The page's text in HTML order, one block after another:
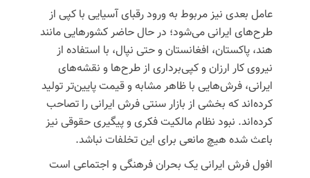
عامل بعدی نیز مربوط به ورود رقبای آسیایی با کپی از
طرح‌های ایرانی می‌شود؛ در حال حاضر کشورهایی مانند
هند، پاکستان، افغانستان و حتی نپال، با استفاده از
نیروی کار ارزان و کپی‌برداری از طرح‌ها و نقشه‌های
ایرانی، فرش‌هایی با ظاهر مشابه و قیمت پایین‌تر تولید
کرده‌اند که بخشی از بازار سنتی فرش ایرانی را تصاحب
کرده‌اند. نبود نظام مالکیت فکری و پیگیری حقوقی نیز
باعث شده هیچ مانعی برای این تخلفات نباشد.
افول فرش ایرانی یک بحران فرهنگی و اجتماعی است